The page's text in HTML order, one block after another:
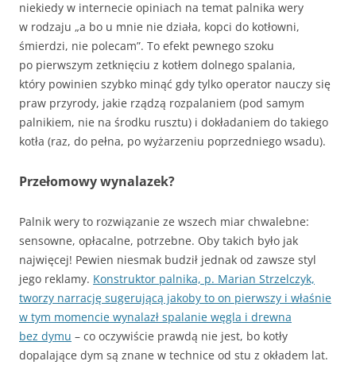
niekiedy w internecie opiniach na temat palnika wery
w rodzaju „a bo u mnie nie działa, kopci do kotłowni,
śmierdzi, nie polecam”. To efekt pewnego szoku
po pierwszym zetknięciu z kotłem dolnego spalania,
który powinien szybko minąć gdy tylko operator nauczy się
praw przyrody, jakie rządzą rozpalaniem (pod samym
palnikiem, nie na środku rusztu) i dokładaniem do takiego
kotła (raz, do pełna, po wyżarzeniu poprzedniego wsadu).
Przełomowy wynalazek?
Palnik wery to rozwiązanie ze wszech miar chwalebne:
sensowne, opłacalne, potrzebne. Oby takich było jak
najwięcej! Pewien niesmak budził jednak od zawsze styl
jego reklamy. Konstruktor palnika, p. Marian Strzelczyk,
tworzy narrację sugerującą jakoby to on pierwszy i właśnie
w tym momencie wynalazł spalanie węgla i drewna
bez dymu – co oczywiście prawdą nie jest, bo kotły
dopalające dym są znane w technice od stu z okładem lat.